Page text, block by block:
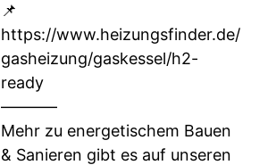
📌
https://www.heizungsfinder.de/
gasheizung/gaskessel/h2-
ready
–––––––
Mehr zu energetischem Bauen
& Sanieren gibt es auf unseren